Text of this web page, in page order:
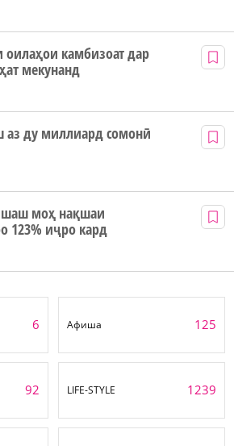
оилаҳои камбизоат дар
мекунанд
аз ду миллиард сомонӣ
шаш моҳ нақшаи
123% иҷро кард
6 Афиша 125
92 LIFE-STYLE 1239